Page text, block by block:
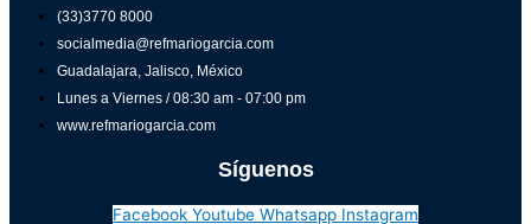
(33)3770 8000
socialmedia@refmariogarcia.com
Guadalajara, Jalisco, México
Lunes a Viernes / 08:30 am - 07:00 pm
www.refmariogarcia.com
Síguenos
Facebook Youtube Whatsapp Instagram